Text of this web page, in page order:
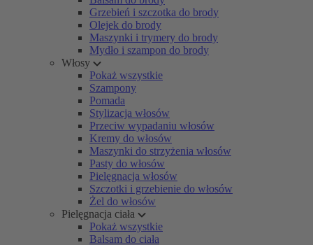
Grzebień i szczotka do brody
Olejek do brody
Maszynki i trymery do brody
Mydło i szampon do brody
Włosy
Pokaż wszystkie
Szampony
Pomada
Stylizacja włosów
Przeciw wypadaniu włosów
Kremy do włosów
Maszynki do strzyżenia włosów
Pasty do włosów
Pielęgnacja włosów
Szczotki i grzebienie do włosów
Żel do włosów
Pielęgnacja ciała
Pokaż wszystkie
Balsam do ciała